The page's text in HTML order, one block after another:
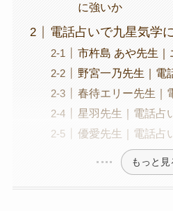
に強いか
電話占いで九星気学
市杵島 あや先生
野宮一乃先生｜電
春待エリー先生｜
星羽先生｜電話占
優愛先生｜電話占
もっと見